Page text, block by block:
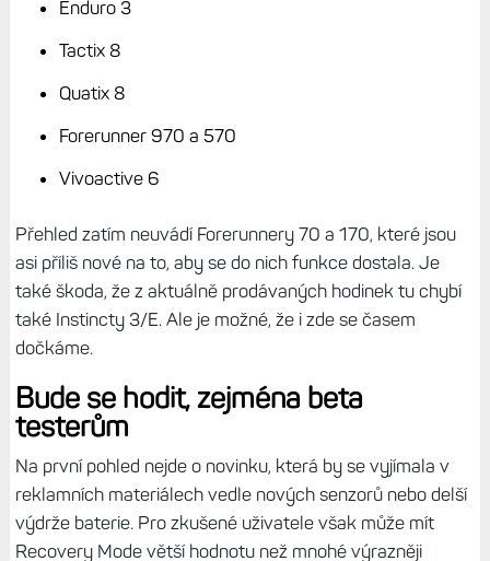
Které modely novinku podporují?
pouze pro nejnovější generace zařízení Garmin. Starší
modely tuto funkci už nezískají. Podporované jsou
Venu 4 a Venu X1
Enduro 3
Tactix 8
Forerunner 970 a 570
Vivoactive 6
Přehled zatím neuvádí Forerunnery 70 a 170, které jsou
asi příliš nové na to, aby se do nich funkce dostala. Je